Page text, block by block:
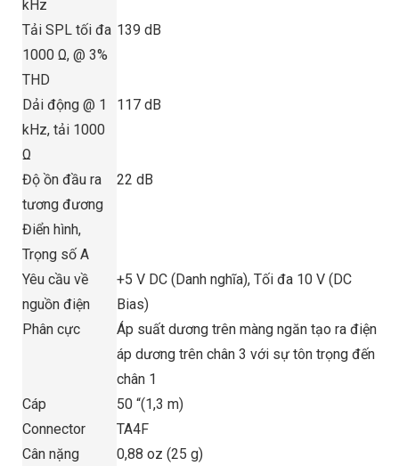
kHz
Tải SPL tối đa
1000 Ω, @ 3%
THD
139 dB
Dải động @ 1
kHz, tải 1000
Ω
117 dB
Độ ồn đầu ra
tương đương
Điển hình,
Trọng số A
22 dB
Yêu cầu về
nguồn điện
+5 V DC (Danh nghĩa), Tối đa 10 V (DC
Bias)
Phân cực
Áp suất dương trên màng ngăn tạo ra điện
áp dương trên chân 3 với sự tôn trọng đến
chân 1
Cáp
50 “(1,3 m)
Connector
TA4F
Cân nặng
0,88 oz (25 g)